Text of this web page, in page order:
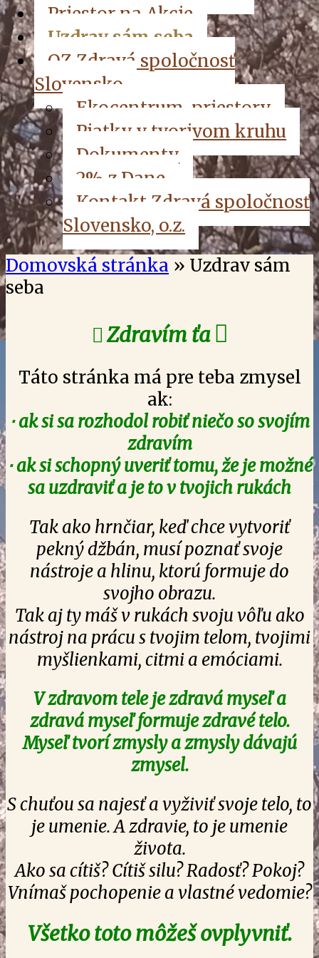
Priestor na Akcie
Uzdrav sám seba
OZ Zdravá spoločnosť
Slovensko
Ekocentrum, priestory
Piatky v tvorivom kruhu
Dokumenty
2% z Dane
Kontakt Zdravá spoločnosť
Slovensko, o.z.
Domovská stránka » Uzdrav sám
seba
Zdravím ťa
Táto stránka má pre teba zmysel
ak:
⋅ ak si sa rozhodol robiť niečo so svojím
zdravím
⋅ ak si schopný uveriť tomu, že je možné
sa uzdraviť a je to v tvojich rukách
Tak ako hrnčiar, keď chce vytvoriť
pekný džbán, musí poznať svoje
nástroje a hlinu, ktorú formuje do
svojho obrazu.
Tak aj ty máš v rukách svoju vôľu ako
nástroj na prácu s tvojim telom, tvojimi
myšlienkami, citmi a emóciami.
V zdravom tele je zdravá myseľ a
zdravá myseľ formuje zdravé telo.
Myseľ tvorí zmysly a zmysly dávajú
zmysel.
S chuťou sa najesť a vyživiť svoje telo, to
je umenie. A zdravie, to je umenie
života.
Ako sa cítiš? Cítiš silu? Radosť? Pokoj?
Vnímaš pochopenie a vlastné vedomie?
Všetko toto môžeš ovplyvniť.